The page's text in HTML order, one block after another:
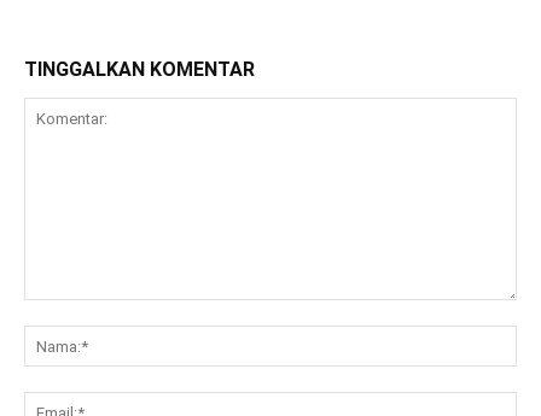
TINGGALKAN KOMENTAR